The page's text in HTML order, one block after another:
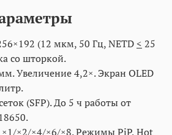
(12 мкм, 50 Гц, NETD< 25
со шторкой.
Увеличение 4,2×. Экран OLED
(SFP). До 5 ч работы от
×2/×4/×6/×8. Режимы PiP, Hot